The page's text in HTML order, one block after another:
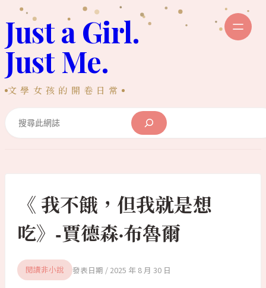
至
主
內
容
Just a Girl.
Just Me.
文學女孩的開卷日常
《 我不餓，但我就是想
吃》-賈德森·布魯爾
閱讀非小說 2025 年 8 月 30 日